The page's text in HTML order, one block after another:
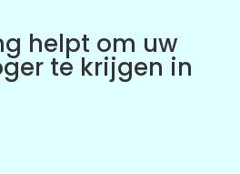
helpt om uw
te krijgen in